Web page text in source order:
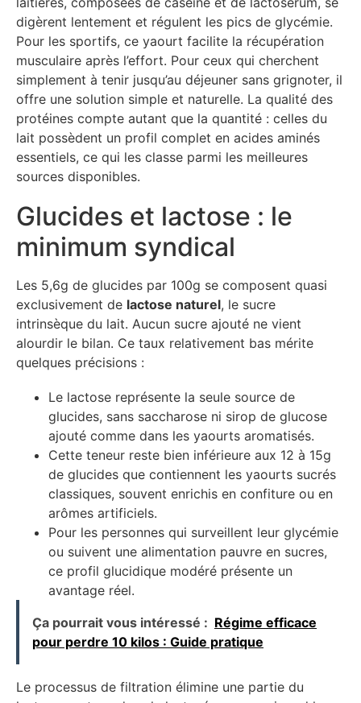
digèrent lentement et régulent les pics de glycémie.
Pour les sportifs, ce yaourt facilite la récupération
musculaire après l’effort. Pour ceux qui cherchent
simplement à tenir jusqu’au déjeuner sans grignoter, il
offre une solution simple et naturelle. La qualité des
protéines compte autant que la quantité : celles du
lait possèdent un profil complet en acides aminés
essentiels, ce qui les classe parmi les meilleures
sources disponibles.
Glucides et lactose : le
minimum syndical
Les 5,6g de glucides par 100g se composent quasi
exclusivement de lactose naturel, le sucre
intrinsèque du lait. Aucun sucre ajouté ne vient
alourdir le bilan. Ce taux relativement bas mérite
quelques précisions :
Le lactose représente la seule source de
glucides, sans saccharose ni sirop de glucose
ajouté comme dans les yaourts aromatisés.
Cette teneur reste bien inférieure aux 12 à 15g
de glucides que contiennent les yaourts sucrés
classiques, souvent enrichis en confiture ou en
arômes artificiels.
Pour les personnes qui surveillent leur glycémie
ou suivent une alimentation pauvre en sucres,
ce profil glucidique modéré présente un
avantage réel.
Ça pourrait vous intéressé : Régime efficace
pour perdre 10 kilos : Guide pratique
Le processus de filtration élimine une partie du